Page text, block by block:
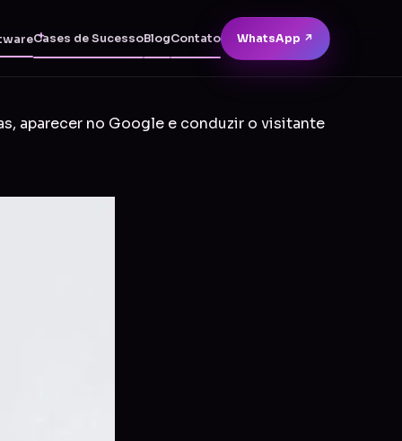
Cases de SucessoBlogContato WhatsApp ↗
aparecer no Google e conduzir o visitante